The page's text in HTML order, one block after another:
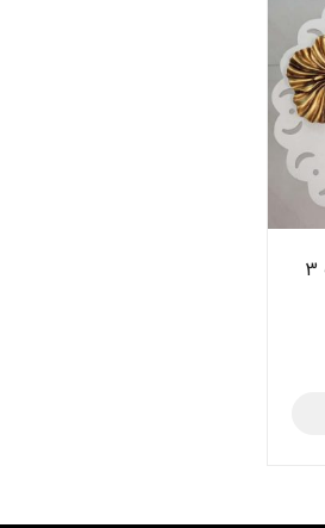
گل دیوارکوب مجموعه 3